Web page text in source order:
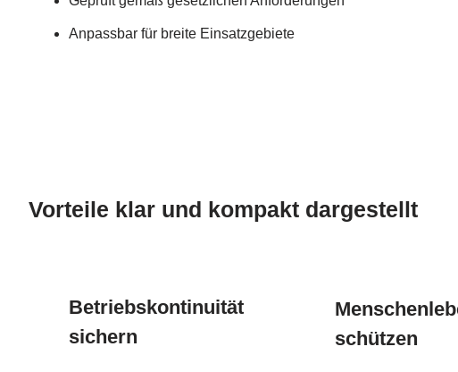
Anpassbar für breite Einsatzgebiete
Vorteile klar und kompakt dargestellt
Betriebskontinuität
sichern
schützen